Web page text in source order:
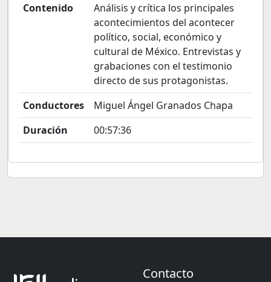
Contenido
Análisis y crítica los principales
acontecimientos del acontecer
político, social, económico y
cultural de México. Entrevistas y
grabaciones con el testimonio
directo de sus protagonistas.
Conductores
Miguel Ángel Granados Chapa
Duración
00:57:36
Contacto